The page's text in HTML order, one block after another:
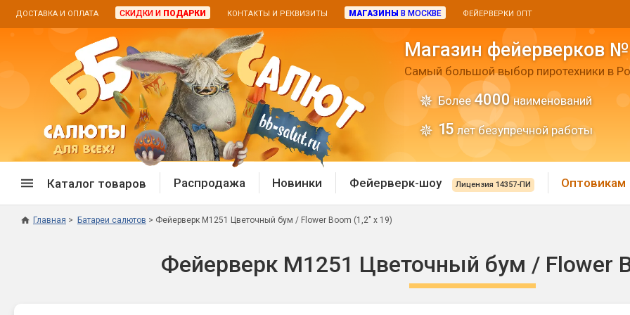
ДОСТАВКА И ОПЛАТА СКИДКИ И ПОДАРКИ КОНТАКТЫ И РЕКВИЗИТЫ МАГАЗИНЫ В МОСКВЕ ФЕЙЕРВЕРКИ ОПТ
Магазин фейерверков
Самый большой выбор пиротехники в
Более 4000наименований
15 лет безупречной работы
Каталог товаров
Распродажа фейерверков
Дневные батареи
Хлопушки и
Распродажа Новинки Фейерверк-шоу Лицензия 14357-ПИ Оптовикам
Главная Батареи салютов Фейерверк M1251 Цветочный бум / Flower Boom (1,2" х 19)
Фейерверк M1251 Цветочный бум / Flower